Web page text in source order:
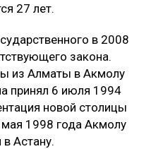
27 лет.
в 2008
закона.
из Алматы в Акмолу
принял 6 июля 1994
новой столицы
мая 1998 года Акмолу
Астану.